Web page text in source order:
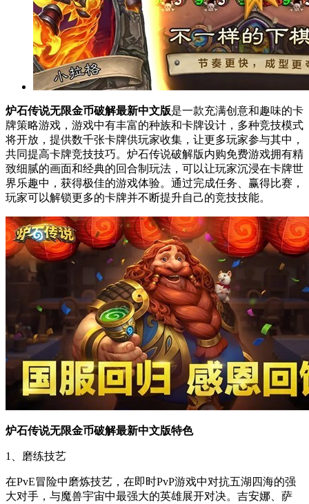
炉石传说无限金币破解最新中文版是一款充满创意和趣味的卡
牌策略游戏，游戏中有丰富的种族和卡牌设计，多种竞技模式
将开放，提供数千张卡牌供玩家收集，让更多玩家参与其中，
共同提高卡牌竞技技巧。炉石传说破解版内购免费游戏拥有精
致细腻的画面和经典的回合制玩法，可以让玩家沉浸在卡牌世
界乐趣中，获得极佳的游戏体验。通过完成任务、赢得比赛，
玩家可以解锁更多的卡牌并不断提升自己的竞技技能。
炉石传说无限金币破解最新中文版特色
1、磨练技艺
在PvE冒险中磨炼技艺，在即时PvP游戏中对抗五湖四海的强
大对手，与魔兽宇宙中最强大的英雄展开对决。吉安娜、萨